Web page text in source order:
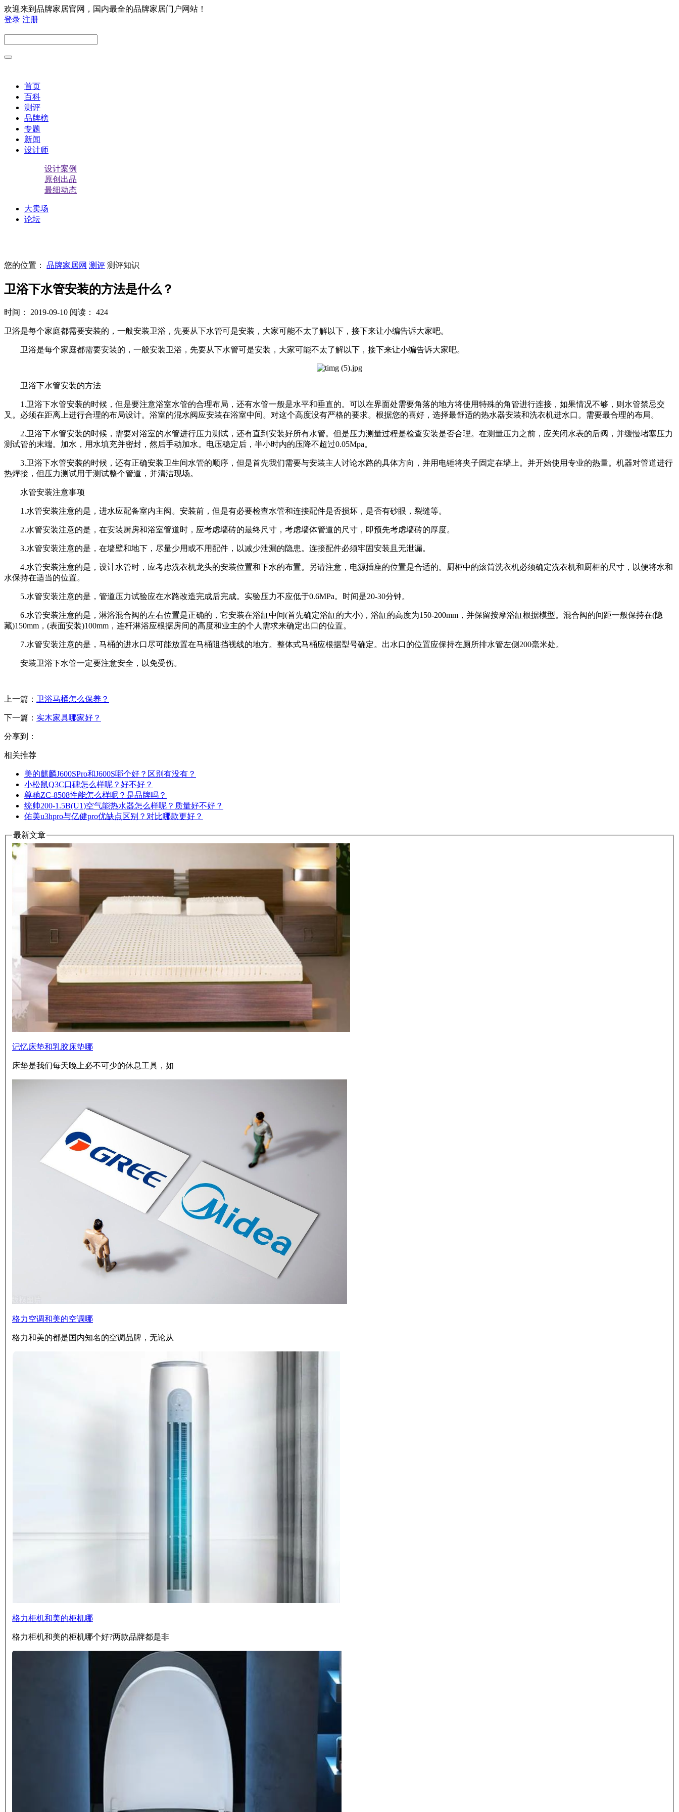
欢迎来到品牌家居官网，国内最全的品牌家居门户网站！
登录 注册
首页
百科
测评
品牌榜
专题
新闻
设计师
设计案例
原创出品
最细动态
大卖场
论坛
您的位置： 品牌家居网 测评 测评知识
卫浴下水管安装的方法是什么？
时间： 2019-09-10 阅读： 424
卫浴是每个家庭都需要安装的，一般安装卫浴，先要从下水管可是安装，大家可能不太了解以下，接下来让小编告诉大家吧。
卫浴是每个家庭都需要安装的，一般安装卫浴，先要从下水管可是安装，大家可能不太了解以下，接下来让小编告诉大家吧。
卫浴下水管安装的方法
1.卫浴下水管安装的时候，但是要注意浴室水管的合理布局，还有水管一般是水平和垂直的。可以在界面处需要角落的地方将使用特殊的角管进行连接，如果情况不够，则水管禁忌交
叉。必须在距离上进行合理的布局设计。浴室的混水阀应安装在浴室中间。对这个高度没有严格的要求。根据您的喜好，选择最舒适的热水器安装和洗衣机进水口。需要最合理的布局。
2.卫浴下水管安装的时候，需要对浴室的水管进行压力测试，还有直到安装好所有水管。但是压力测量过程是检查安装是否合理。在测量压力之前，应关闭水表的后阀，并缓慢堵塞压力
测试管的末端。加水，用水填充并密封，然后手动加水。电压稳定后，半小时内的压降不超过0.05Mpa。
3.卫浴下水管安装的时候，还有正确安装卫生间水管的顺序，但是首先我们需要与安装主人讨论水路的具体方向，并用电锤将夹子固定在墙上。并开始使用专业的热量。机器对管道进行
热焊接，但压力测试用于测试整个管道，并清洁现场。
水管安装注意事项
1.水管安装注意的是，进水应配备室内主阀。安装前，但是有必要检查水管和连接配件是否损坏，是否有砂眼，裂缝等。
2.水管安装注意的是，在安装厨房和浴室管道时，应考虑墙砖的最终尺寸，考虑墙体管道的尺寸，即预先考虑墙砖的厚度。
3.水管安装注意的是，在墙壁和地下，尽量少用或不用配件，以减少泄漏的隐患。连接配件必须牢固安装且无泄漏。
4.水管安装注意的是，设计水管时，应考虑洗衣机龙头的安装位置和下水的布置。另请注意，电源插座的位置是合适的。厨柜中的滚筒洗衣机必须确定洗衣机和厨柜的尺寸，以便将水和
水保持在适当的位置。
5.水管安装注意的是，管道压力试验应在水路改造完成后完成。实验压力不应低于0.6MPa。时间是20-30分钟。
6.水管安装注意的是，淋浴混合阀的左右位置是正确的，它安装在浴缸中间(首先确定浴缸的大小)，浴缸的高度为150-200mm，并保留按摩浴缸根据模型。混合阀的间距一般保持在(隐
藏)150mm，(表面安装)100mm，连杆淋浴应根据房间的高度和业主的个人需求来确定出口的位置。
7.水管安装注意的是，马桶的进水口尽可能放置在马桶阻挡视线的地方。整体式马桶应根据型号确定。出水口的位置应保持在厕所排水管左侧200毫米处。
安装卫浴下水管一定要注意安全，以免受伤。
上一篇： 卫浴马桶怎么保养？
下一篇： 实木家具哪家好？
分享到：
相关推荐
美的麒麟J600SPro和J600S哪个好？区别有没有？
小松鼠Q3C口碑怎么样呢？好不好？
尊驰ZC-8508性能怎么样呢？是品牌吗？
统帅200-1.5B(U1)空气能热水器怎么样呢？质量好不好？
佑美u3hpro与亿健pro优缺点区别？对比哪款更好？
最新文章
记忆床垫和乳胶床垫哪
床垫是我们每天晚上必不可少的休息工具，如
格力空调和美的空调哪
格力和美的都是国内知名的空调品牌，无论从
格力柜机和美的柜机哪
格力柜机和美的柜机哪个好?两款品牌都是非